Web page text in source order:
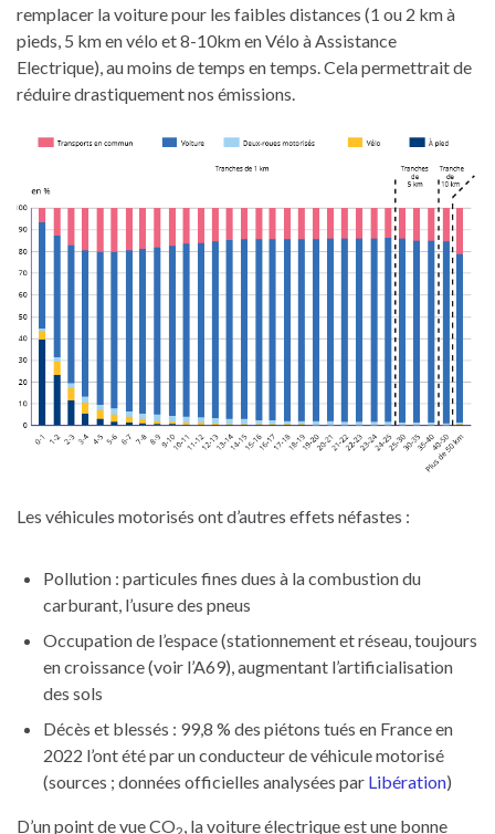
remplacer la voiture pour les faibles distances (1 ou 2 km à
pieds, 5 km en vélo et 8-10km en Vélo à Assistance
Electrique), au moins de temps en temps. Cela permettrait de
réduire drastiquement nos émissions.
Les véhicules motorisés ont d’autres effets néfastes :
Pollution : particules fines dues à la combustion du
carburant, l’usure des pneus
Occupation de l’espace (stationnement et réseau, toujours
en croissance (voir l’A69), augmentant l’artificialisation
des sols
Décès et blessés : 99,8 % des piétons tués en France en
2022 l’ont été par un conducteur de véhicule motorisé
(sources ; données officielles analysées par Libération)
D’un point de vue CO , la voiture électrique est une bonne